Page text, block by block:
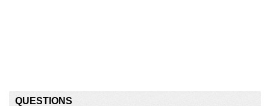
QUESTIONS